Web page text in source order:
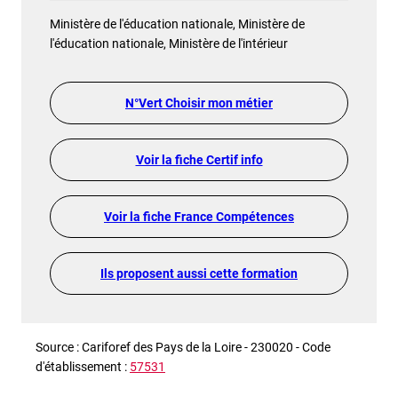
Ministère de l'éducation nationale, Ministère de
l'éducation nationale, Ministère de l'intérieur
N°Vert Choisir mon métier
Voir la fiche Certif info
Voir la fiche France Compétences
Ils proposent aussi cette formation
Source : Cariforef des Pays de la Loire - 230020 - Code
d'établissement : 57531